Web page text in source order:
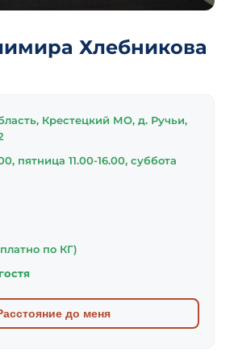
Хлебникова
Крестецкий МО, д. Ручьи,
пятница 11.00-16.00, суббота
по КГ)
до меня